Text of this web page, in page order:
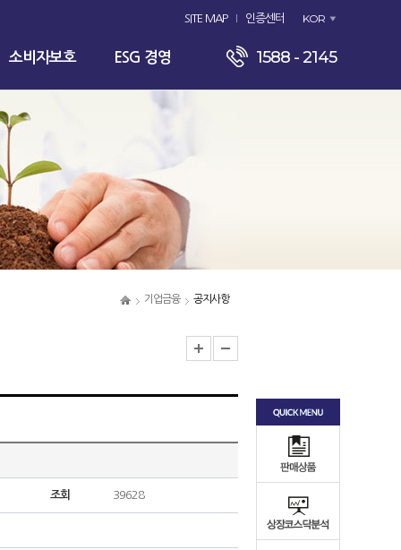
SITE MAP 인증센터 KOR
소비자보호 ESG 경영 1588 - 2145
기업금융 공지사항
조회 39628